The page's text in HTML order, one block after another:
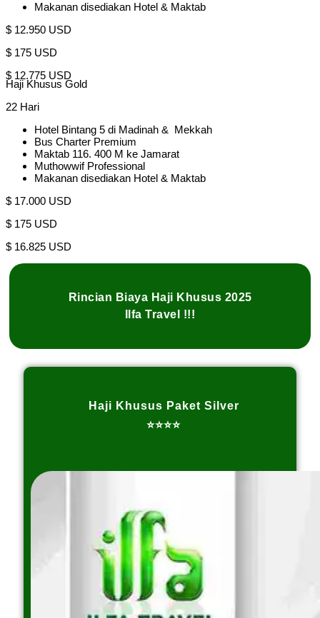
Makanan disediakan Hotel & Maktab
$ 12.950 USD
$ 175 USD
$ 12.775 USD
Haji Khusus Gold
22 Hari
Hotel Bintang 5 di Madinah & Mekkah
Bus Charter Premium
Maktab 116. 400 M ke Jamarat
Muthowwif Professional
Makanan disediakan Hotel & Maktab
$ 17.000 USD
$ 175 USD
$ 16.825 USD
Rincian Biaya Haji Khusus 2025
Ilfa Travel !!!
Haji Khusus Paket Silver
⭐⭐⭐⭐